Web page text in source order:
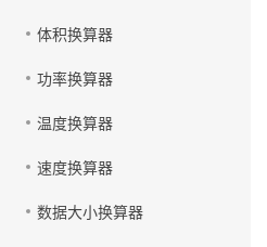
体积换算器
功率换算器
温度换算器
速度换算器
数据大小换算器